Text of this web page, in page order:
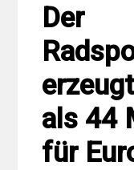
Der
als 44
für